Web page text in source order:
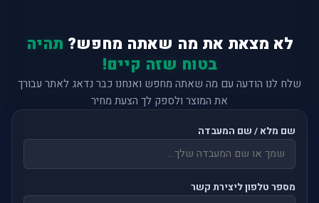
לא מצאת את מה שאתה מחפש? תהיה
בטוח שזה קיים!
שלח לנו הודעה עם מה שאתה מחפש ואנחנו כבר נדאג לאתר עבורך
את המוצר ולספק לך הצעת מחיר
שם מלא / שם המעבדה
מספר טלפון ליצירת קשר